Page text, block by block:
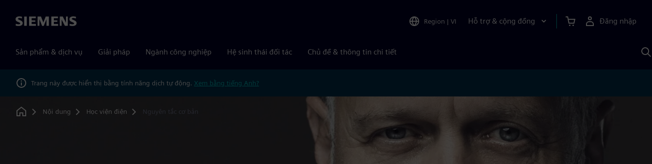
Siemens Region | VI Hỗ trợ & cộng đồng Đăng nhập
Sản phẩm & dịch vụ Giải pháp Ngành công nghiệp Hệ sinh thái đối tác Chủ đề & thông tin chi tiết
Trang này được hiển thị bằng tính năng dịch tự động. Xem bằng tiếng Anh?
Home
Nội dung Học viện điện Nguyên tắc cơ bản